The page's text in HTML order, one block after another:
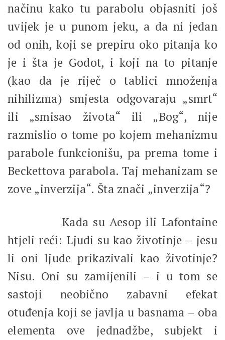
načinu kako tu parabolu objasniti još
uvijek je u punom jeku, a da ni jedan
od onih, koji se prepiru oko pitanja ko
je i šta je Godot, i koji na to pitanje
(kao da je riječ o tablici množenja
nihilizma) smjesta odgovaraju „smrt“
ili „smisao života“ ili „Bog“, nije
razmislio o tome po kojem mehanizmu
parabole funkcionišu, pa prema tome i
Beckettova parabola. Taj mehanizam se
zove „inverzija“. Šta znači „inverzija“?
Kada su Aesop ili Lafontaine
htjeli reći: Ljudi su kao životinje – jesu
li oni ljude prikazivali kao životinje?
Nisu. Oni su zamijenili – i u tom se
sastoji neobično zabavni efekat
otuđenja koji se javlja u basnama – oba
elementa ove jednadžbe, subjekt i